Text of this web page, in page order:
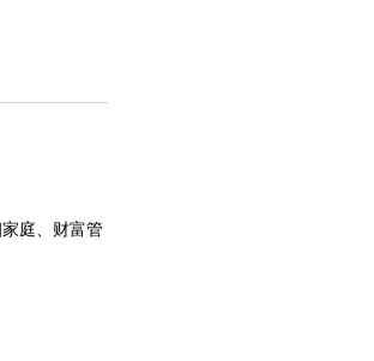
庭、财富管